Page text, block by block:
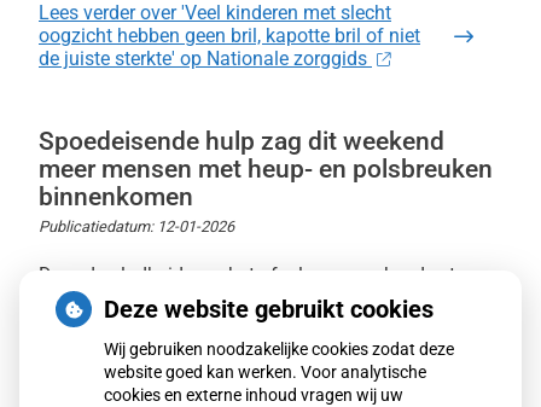
Lees verderover 'Veel kinderen met slecht
oogzicht hebben geen bril, kapotte bril of niet
de juiste sterkte' op Nationale zorggids
Spoedeisende hulp zag dit weekend
meer mensen met heup- en polsbreuken
binnenkomen
Publicatiedatum: 12-01-2026
Door de gladheid was het afgelopen weekend extra
druk op spoedeisende hulpen. Ziekenhuizen zagen
vooral meer ouderen met heup- en polsbreuken na
valpartijen. Veel andere gewonden meldden zich bij
huisartsenposten. In grote delen van het land gold
Deze website gebruikt cookies
Wij gebruiken noodzakelijke cookies zodat deze
website goed kan werken. Voor analytische
cookies en externe inhoud vragen wij uw